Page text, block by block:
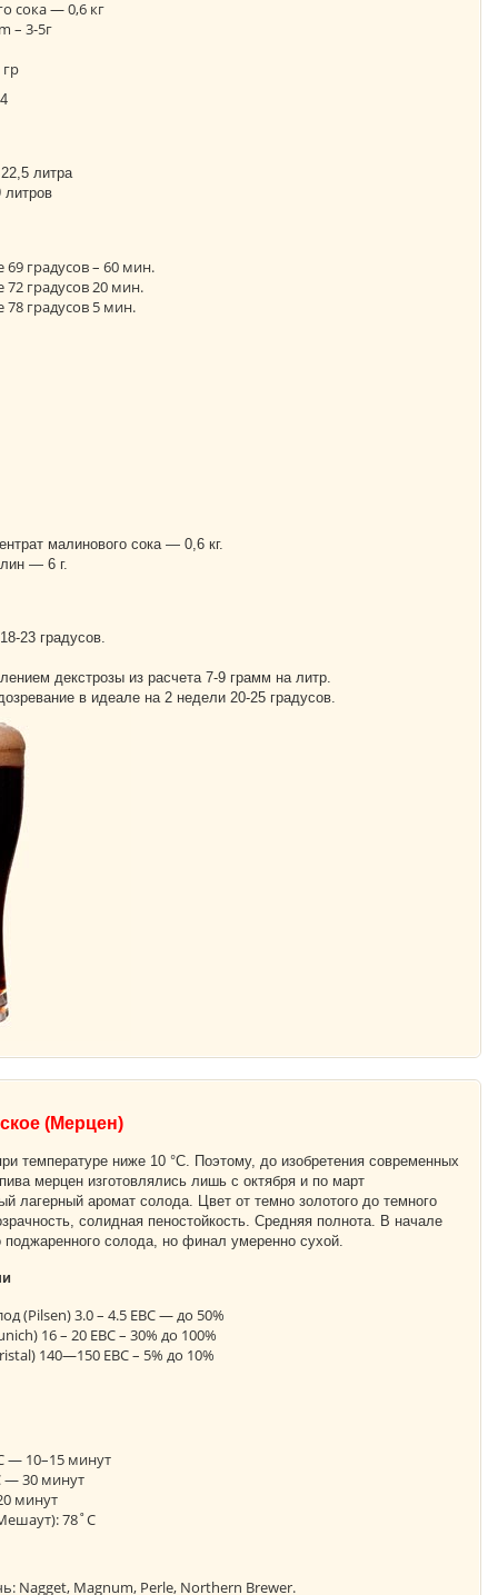
сока — 0,6 кг
– 3-5г
литра
градусов – 60 мин.
72 градусов 20 мин.
78 градусов 5 мин.
малинового сока — 0,6 кг.
— 6 г.
23 градусов.
декстрозы из расчета 7-9 грамм на литр.
в идеале на 2 недели 20-25 градусов.
(Мерцен)
температуре ниже 10 °C. Поэтому, до изобретения современных
мерцен изготовлялись лишь с октября и по март
лагерный аромат солода. Цвет от темно золотого до темного
солидная пеностойкость. Средняя полнота. В начале
солода, но финал умеренно сухой.
(Pilsen) 3.0 – 4.5 EBC — до 50%
16 – 20 EBC – 30% до 100%
140—150 EBC – 5% до 10%
— 10–15 минут
— 30 минут
минут
78˚С
Nagget, Magnum, Perle, Northern Brewer.